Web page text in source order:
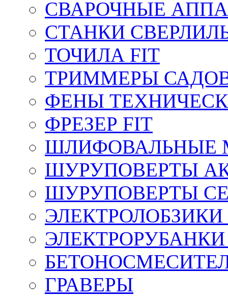
СВАРОЧНЫЕ
СТАНКИ
ТОЧИЛА FIT
ТРИММЕРЫ
ФЕНЫ
ФРЕЗЕР FIT
ШЛИФОВАЛЬНЫЕ
ШУРУПОВЕРТЫ
ШУРУПОВЕРТЫ
ЭЛЕКТРОЛОБЗИКИ
ЭЛЕКТРОРУБАНКИ
ГРАВЕРЫ